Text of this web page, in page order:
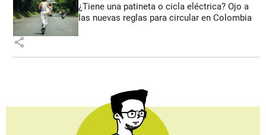
¿Tiene una patineta o cicla eléctrica? Ojo a
las nuevas reglas para circular en Colombia
share